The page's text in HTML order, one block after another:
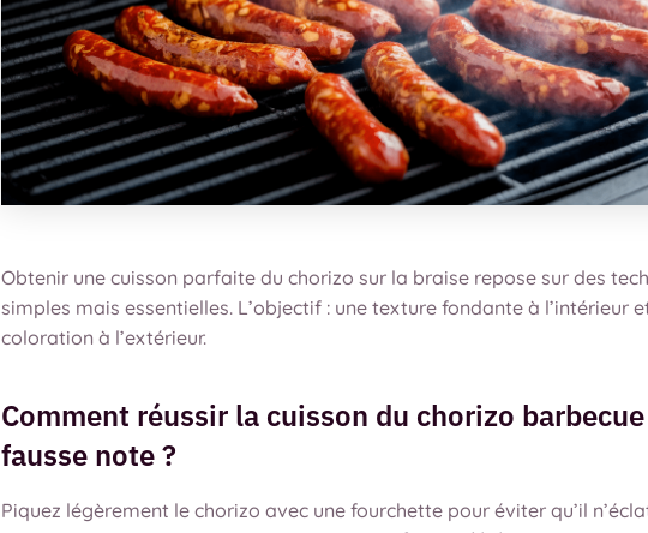
Obtenir une cuisson parfaite du chorizo sur la braise repose sur des
simples mais essentielles. L’objectif : une texture fondante à l’intérieur
coloration à l’extérieur.
Comment réussir la cuisson du chorizo
fausse note ?
Piquez légèrement le chorizo avec une fourchette pour éviter qu’il